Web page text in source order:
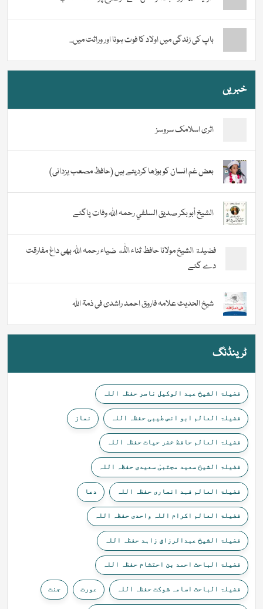
باپ کی زندگی میں اولاد کا فوت ہونا اور وراثت میں...
خبریں
اثری اسلامک سروسز
بعض غم انسان کو بوڑھا کردیتے ہیں (حافظ مصعب یزدانی)
الشيخ أبو بكر صديق السلفي رحمہ اللہ وفات پاگئے
فضیلة الشيخ مولانا حافظ ثناء اللّٰه ضیاء رحمہ اللہ بھی داغ مفارقت
دے گئے
شیخ الحدیث علامہ فاروق احمد راشدی فی ذمۃ اللہ
ٹرینڈنگ
فضیلۃ الشیخ عبد الوکیل ناصر حفظہ اللہ
فضیلۃ العالم ابو انس طیبی حفظہ اللہ نماز
فضیلۃ العالم حافظ خضر حیات حفظہ اللہ
فضیلۃ الشیخ سعید مجتبیٰ سعیدی حفظہ اللہ
فضیلۃ العالم فہد انصاری حفظہ اللہ دعا
فضیلۃ العالم اکرام اللہ واحدی حفظہ اللہ
فضیلۃ الشیخ عبدالرزاق زاہد حفظہ اللہ
فضیلۃ الباحث احمد بن احتشام حفظہ اللہ
فضیلۃ الباحث اسامہ شوکت حفظہ اللہ عورت جنت